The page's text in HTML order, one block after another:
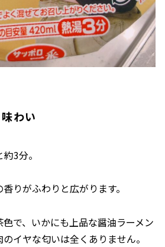
わい
3分。
りがふわりと広がります。
で、いかにも上品な醤油ラーメン
イヤな匂いは全くありません。